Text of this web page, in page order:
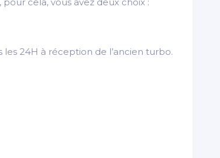
24H à réception de l’ancien turbo.